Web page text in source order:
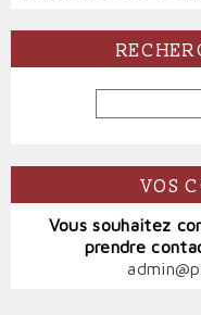
VOS
Vous souhaitez
prendre